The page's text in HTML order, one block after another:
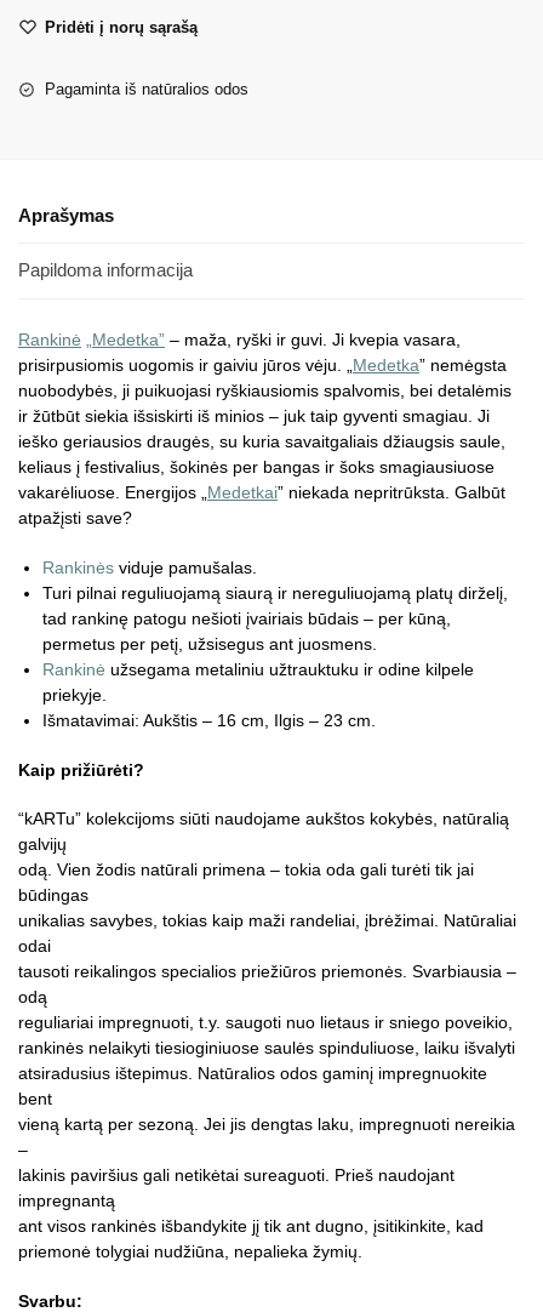
Pridėti į norų sąrašą
Pagaminta iš natūralios odos
Aprašymas
Papildoma informacija
Rankinė „Medetka” – maža, ryški ir guvi. Ji kvepia vasara,
prisirpusiomis uogomis ir gaiviu jūros vėju. „Medetka” nemėgsta
nuobodybės, ji puikuojasi ryškiausiomis spalvomis, bei detalėmis
ir žūtbūt siekia išsiskirti iš minios – juk taip gyventi smagiau. Ji
ieško geriausios draugės, su kuria savaitgaliais džiaugsis saule,
keliaus į festivalius, šokinės per bangas ir šoks smagiausiuose
vakarėliuose. Energijos „Medetkai” niekada nepritrūksta. Galbūt
atpažįsti save?
Rankinės viduje pamušalas.
Turi pilnai reguliuojamą siaurą ir nereguliuojamą platų dirželį,
tad rankinę patogu nešioti įvairiais būdais – per kūną,
permetus per petį, užsisegus ant juosmens.
Rankinė užsegama metaliniu užtrauktuku ir odine kilpele
priekyje.
Išmatavimai: Aukštis – 16 cm, Ilgis – 23 cm.
Kaip prižiūrėti?
“kARTu” kolekcijoms siūti naudojame aukštos kokybės, natūralią
galvijų
odą. Vien žodis natūrali primena – tokia oda gali turėti tik jai
būdingas
unikalias savybes, tokias kaip maži randeliai, įbrėžimai. Natūraliai
odai
tausoti reikalingos specialios priežiūros priemonės. Svarbiausia –
odą
reguliariai impregnuoti, t.y. saugoti nuo lietaus ir sniego poveikio,
rankinės nelaikyti tiesioginiuose saulės spinduliuose, laiku išvalyti
atsiradusius ištepimus. Natūralios odos gaminį impregnuokite
bent
vieną kartą per sezoną. Jei jis dengtas laku, impregnuoti nereikia
–
lakinis paviršius gali netikėtai sureaguoti. Prieš naudojant
impregnantą
ant visos rankinės išbandykite jį tik ant dugno, įsitikinkite, kad
priemonė tolygiai nudžiūna, nepalieka žymių.
Svarbu: